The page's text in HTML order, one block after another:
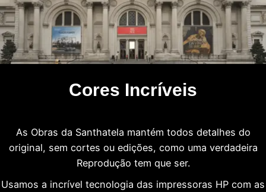
Cores Incríveis
As Obras da Santhatela mantém todos detalhes do
original, sem cortes ou edições, como uma verdadeira
Reprodução tem que ser.
Usamos a incrível tecnologia das impressoras HP com as